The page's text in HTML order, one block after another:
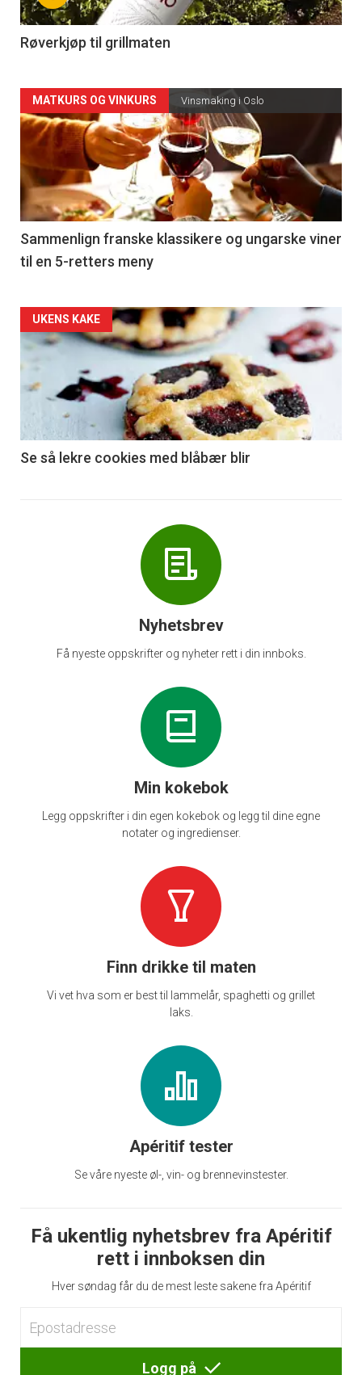
-
4
Røverkjøp til grillmaten
Forsiden
akkurat
nå
-
5
MATKURS OG VINKURS Vinsmaking i Oslo
Sammenlign franske klassikere og ungarske viner
til en 5-retters meny
Forsiden
akkurat
nå
6
UKENS KAKE
Se så lekre cookies med blåbær blir
Nyhetsbrev
Få nyeste oppskrifter og nyheter rett i din innboks.
Min kokebok
Legg oppskrifter i din egen kokebok og legg til dine egne
notater og ingredienser.
Finn drikke til maten
Vi vet hva som er best til lammelår, spaghetti og grillet
laks.
Apéritif tester
Se våre nyeste øl-, vin- og brennevinstester.
Få ukentlig nyhetsbrev fra Apéritif
rett i innboksen din
Hver søndag får du de mest leste sakene fra Apéritif
Logg på